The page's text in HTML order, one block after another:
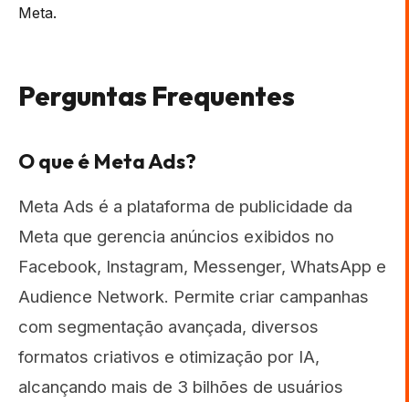
Meta.
Perguntas Frequentes
O que é Meta Ads?
Meta Ads é a plataforma de publicidade da
Meta que gerencia anúncios exibidos no
Facebook, Instagram, Messenger, WhatsApp e
Audience Network. Permite criar campanhas
com segmentação avançada, diversos
formatos criativos e otimização por IA,
alcançando mais de 3 bilhões de usuários